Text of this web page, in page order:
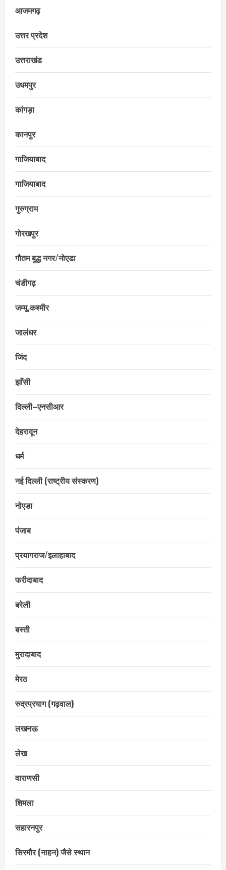
आजमगढ़
उत्तर प्रदेश
उत्तराखंड
उधमपुर
कांगड़ा
कानपुर
गाजियाबाद
गाजियाबाद
गुरुग्राम
गोरखपुर
गौतम बुद्ध नगर/नोएडा
चंडीगढ़
जम्मू‑कश्मीर
जालंधर
जिंद
झाँसी
दिल्ली–एनसीआर
देहरादून
धर्म
नई दिल्ली (राष्ट्रीय संस्करण)
नोएडा
पंजाब
प्रयागराज/इलाहाबाद
फरीदाबाद
बरेली
बस्ती
मुरादाबाद
मेरठ
रुद्रप्रयाग (गढ़वाल)
लखनऊ
लेख
वाराणसी
शिमला
सहारनपुर
सिरमौर (नाहन) जैसे स्थान